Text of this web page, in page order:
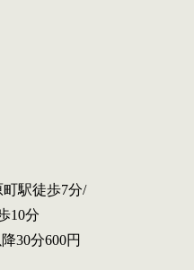
駅徒歩7分/
10分
30分600円